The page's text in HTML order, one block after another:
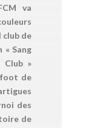
va
club de
« Sang
»
de
des
de